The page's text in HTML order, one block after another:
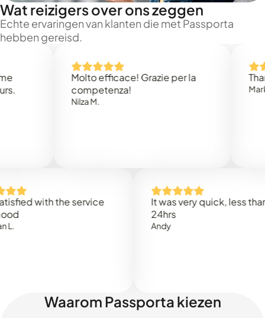
Wat reizigers over ons zeggen
Echte ervaringen van klanten die met Passporta
hebben gereisd.
Molto efficace! Grazie per la
competenza!
Thank
Mark N.
with the service
It was very quick, less than
Waarom Passporta kiezen